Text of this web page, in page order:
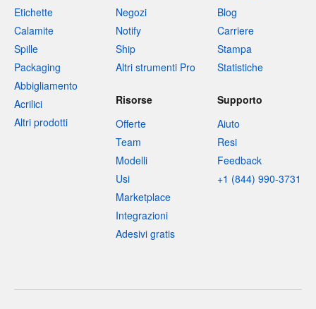
Etichette
Calamite
Spille
Packaging
Abbigliamento
Acrilici
Altri prodotti
Negozi
Notify
Ship
Altri strumenti Pro
Blog
Carriere
Stampa
Statistiche
Risorse
Offerte
Team
Modelli
Usi
Marketplace
Integrazioni
Adesivi gratis
Supporto
Aiuto
Resi
Feedback
+1 (844) 990-3731